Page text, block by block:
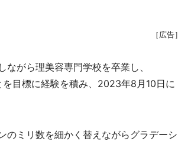
［広告］
がら理美容専門学校を卒業し、
目標に経験を積み、2023年8月10日に
ミリ数を細かく替えながらグラデーシ